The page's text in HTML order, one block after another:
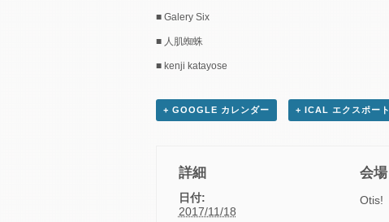
■ Galery Six
■ 人肌蜘蛛
■ kenji katayose
+ GOOGLE カレンダー + ICAL エクスポート
詳細
日付:
2017/11/18
会場
Otis!